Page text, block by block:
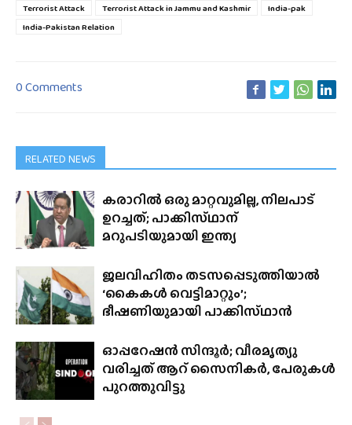
Terrorist Attack
Terrorist Attack in Jammu and Kashmir
India-pak
India-Pakistan Relation
0 Comments
RELATED NEWS
കരാറിൽ ഒരു മാറ്റവുമില്ല, നിലപാട്
ഉറച്ചത്; പാക്കിസ്‌ഥാന്
മറുപടിയുമായി ഇന്ത്യ
ജലവിഹിതം തടസപ്പെടുത്തിയാൽ
‘കൈകൾ വെട്ടിമാറ്റും’;
ഭീഷണിയുമായി പാക്കിസ്‌ഥാൻ
ഓപ്പറേഷൻ സിന്ദൂർ; വീരമൃത്യു
വരിച്ചത് ആറ് സൈനികർ, പേരുകൾ
പുറത്തുവിട്ടു